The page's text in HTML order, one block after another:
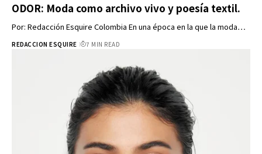
ODOR: Moda como archivo vivo y poesía textil.
Por: Redacción Esquire Colombia En una época en la que la moda…
REDACCION ESQUIRE 7 MIN READ